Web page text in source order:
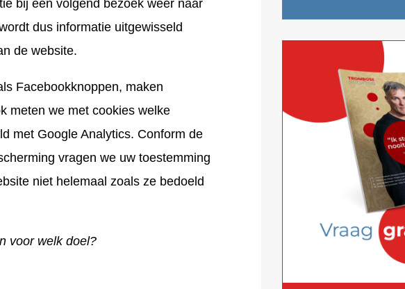
bij een volgend bezoek weer naar
dus informatie uitgewisseld
de website.
Facebookknoppen, maken
meten we met cookies welke
met Google Analytics. Conform de
vragen we uw toestemming
niet helemaal zoals ze bedoeld
voor welk doel?